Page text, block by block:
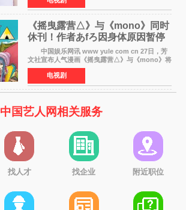
NAVER同名人气
《摇曳露营△》与《mono》同时
休刊！作者あfろ因身体原因暂停
双连载
中国娱乐网讯 www yule com cn 27日，芳
文社宣布人气漫画《摇曳露营△》与《mono》将
暂停连载一段时间，原因是漫画家あfろ身体状况
不佳。 编辑部表示：一直承蒙各位对
《mono》的喜爱，
电视剧
中国艺人网相关服务
找人才 找企业 附近职位